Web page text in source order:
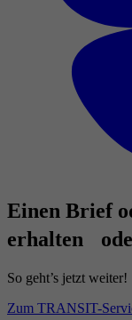
Einen Brief
erhalten
So geht’s jetzt weiter!
Zum TRANSIT-